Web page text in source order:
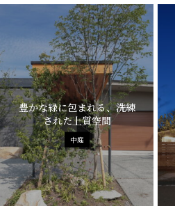
豊かな緑に包まれる、洗練
された上質空間
中庭